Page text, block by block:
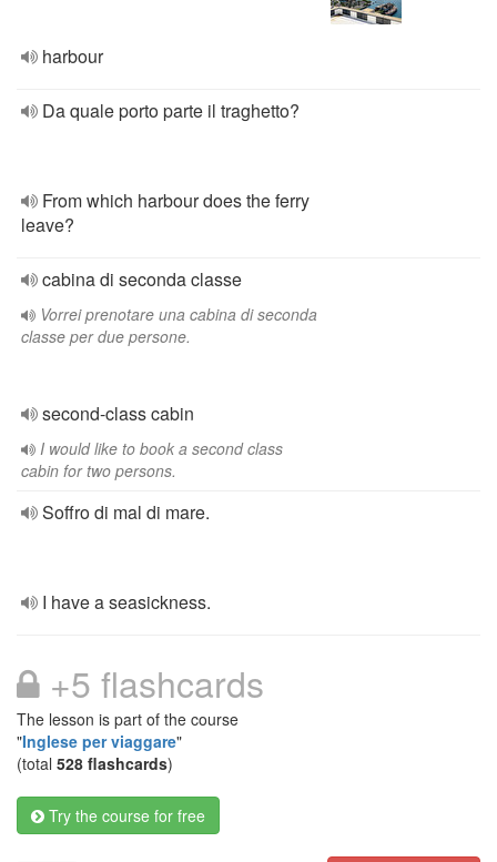
harbour
Da quale porto parte il traghetto?
From which harbour does the ferry
leave?
cabina di seconda classe
Vorrei prenotare una cabina di seconda
classe per due persone.
second-class cabin
I would like to book a second class
cabin for two persons.
Soffro di mal di mare.
I have a seasickness.
+5 flashcards
The lesson is part of the course
"Inglese per viaggare"
(total 528 flashcards)
Try the course for free